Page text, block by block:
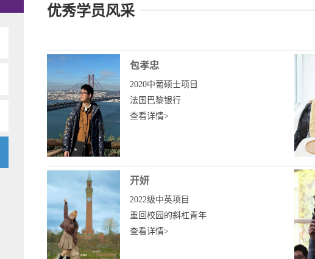
优秀学员风采
包孝忠
2020中葡硕士项目
法国巴黎银行
查看详情>
开妍
2022级中英项目
重回校园的斜杠青年
查看详情>